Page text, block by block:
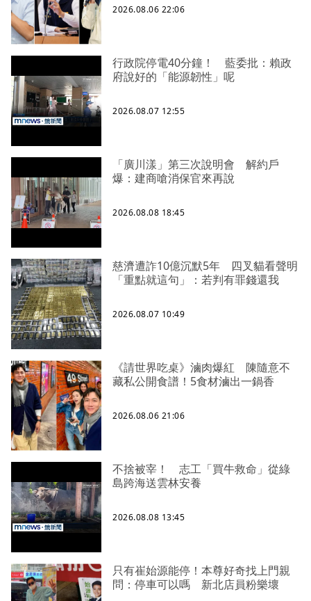
2026.08.06 22:06
行政院停電40分鐘！ 藍委批：賴政
府說好的「能源韌性」呢
2026.08.07 12:55
「廣川漾」第三次說明會 解約戶
爆：建商嗆消保官來再說
2026.08.08 18:45
慈濟遭詐10億沉默5年 四叉貓看聲明
「重點就這句」：若判有罪錢還我
2026.08.07 10:49
《請世界吃桌》滷肉爆紅 陳隨意不
藏私公開食譜！5食材滷出一鍋香
2026.08.06 21:06
不捨被宰！ 志工「買牛救命」從綠
島跨海送雲林安養
2026.08.08 13:45
只有崔始源能停！本尊好奇找上門親
問：停車可以嗎 新北店員粉樂壞